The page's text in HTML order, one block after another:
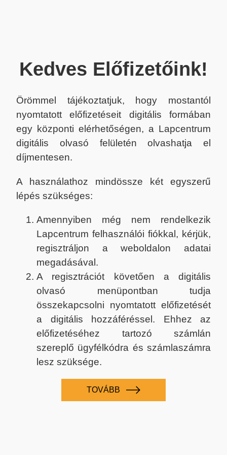
Kedves Előfizetőink!
Örömmel tájékoztatjuk, hogy mostantól
nyomtatott előfizetéseit digitális formában
egy központi elérhetőségen, a Lapcentrum
digitális olvasó felületén olvashatja el
díjmentesen.
A használathoz mindössze két egyszerű
lépés szükséges:
Amennyiben még nem rendelkezik
Lapcentrum felhasználói fiókkal, kérjük,
regisztráljon a weboldalon adatai
megadásával.
A regisztrációt követően a digitális
olvasó menüpontban tudja
összekapcsolni nyomtatott előfizetését
a digitális hozzáféréssel. Ehhez az
előfizetéséhez tartozó számlán
szereplő ügyfélkódra és számlaszámra
lesz szüksége.
TOVÁBB